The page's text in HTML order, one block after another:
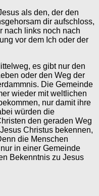
als den, der den
dir aufschloss,
nach links noch nach
vor dem Ich oder der
es gibt nur den
oder den Weg der
Die Gemeinde
wieder mit weltlichen
nur damit ihre
würden die
den geraden Weg
Christus bekennen,
die Menschen
in einer Gemeinde
Bekenntnis zu Jesus